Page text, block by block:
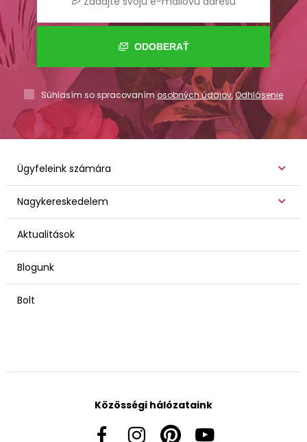
ODOBERAŤ
Súhlasím so spracovaním osobných údajov,Odhlásenie
Ügyfeleink számára
Nagykereskedelem
Aktualitások
Blogunk
Bolt
Közösségi hálózataink